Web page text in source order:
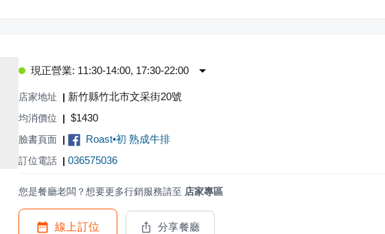
現正營業: 11:30-14:00, 17:30-22:00
店家地址 | 新竹縣竹北市文采街20號
均消價位 | $1430
臉書頁面 | Roast•初 熟成牛排
訂位電話 | 036575036
您是餐廳老闆？想要更多行銷服務請至 店家專區
線上訂位 分享餐廳